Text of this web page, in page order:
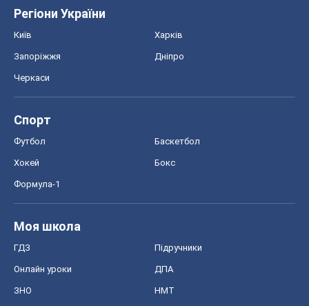
Регіони України
Київ Харків
Запоріжжя Дніпро
Черкаси
Спорт
Футбол Баскетбол
Хокей Бокс
Формула-1
Моя школа
ГДЗ Підручники
Онлайн уроки ДПА
ЗНО НМТ